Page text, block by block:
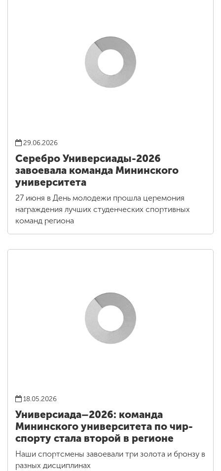
29.06.2026
Серебро Универсиады-2026
завоевала команда Мининского
университета
27 июня в День молодежи прошла церемония
награждения лучших студенческих спортивных
команд региона
18.05.2026
Универсиада–2026: команда
Мининского университета по чир-
спорту стала второй в регионе
Наши спортсмены завоевали три золота и бронзу в
разных дисциплинах